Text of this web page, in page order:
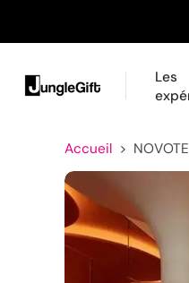
au
Les
Accueil >